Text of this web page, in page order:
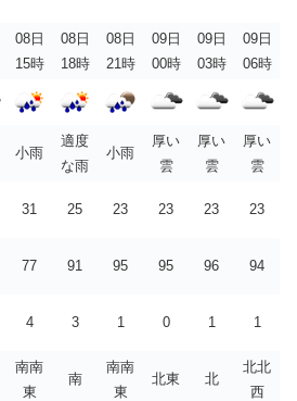
08日
15時
08日
18時
08日
21時
09日
00時
09日
03時
09日
06時
小雨
適度
な雨
小雨
厚い
雲
厚い
雲
厚い
雲
31 25 23 23 23 23
77 91 95 95 96 94
4 3 1 0 1 1
南南
東
南
南南
東
北東 北
北北
西